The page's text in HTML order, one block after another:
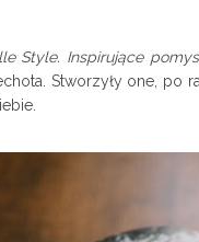
Style. Inspirujące
Stworzyły one,